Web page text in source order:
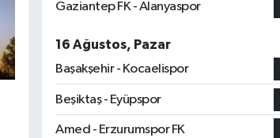
Gaziantep FK - Alanyaspor
16 Ağustos, Pazar
Başakşehir - Kocaelispor
Beşiktaş - Eyüpspor
Amed - Erzurumspor FK